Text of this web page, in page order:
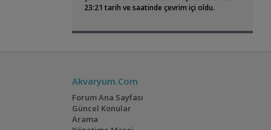
Diğer Tatlı Su Canlıları
Fazla Mı?Betta_King,12:01
Yeni Tetra Akvaryumum
Akvaryum Tanıtımı
Ternapi Küçük Bir Su Birikintisi
01:42
Akvaryum Kumu (katışıksız Midye Kırığı Kum)
Melek Çifti Yumurta Diziyordream0709:52
Uygun Yerli Üretim Ivanacara Bimaculata
Yavruları flanormimar
Dev Demasoni Kolonisi 8dişi 2 Erkek
mendos06
23:21 tarih ve saatinde çevrim içi oldu.
Akvaryum.Com
Forum Ana Sayfası
Güncel Konular
Arama